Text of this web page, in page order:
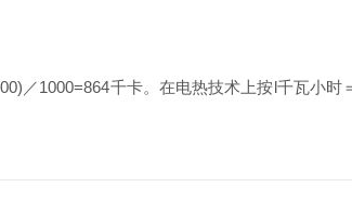
1000=864千卡。在电热技术上按l千瓦小时